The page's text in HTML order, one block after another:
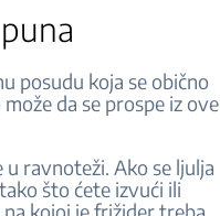
posudu koja se obično
da se prospe iz ove
ravnoteži. Ako se ljulja
što ćete izvući ili